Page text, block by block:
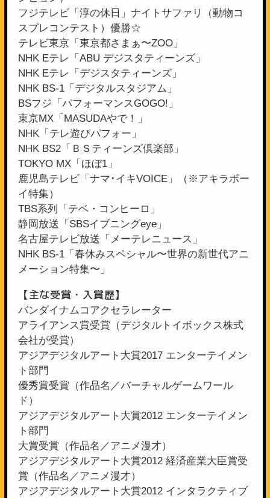
フジテレビ「淳の休日」ナイトサファリ（動物コ
スプレコンテスト）優勝☆
テレビ東京「東京都さまぁ〜ZOO」
NHK Eテレ「ABU デジスタティーンズ」
NHK Eテレ「デジスタティーンズ」
NHK BS-1「デジタルスタジアム」
BSフジ「パフォーマンスGOGO!」
東京MX「MASUDAやで！」
NHK「テレ遊びパフォー」
NHK BS2「ＢＳティーンズ倶楽部」
TOKYO MX「ほぼ1」
鹿児島テレビ「ナマ･イキVOICE」（※アキラボー
イ特集）
TBS系列「テベ・コンヒーロ」
静岡放送「SBSイブニングeye」
名古屋テレビ放送「メーテレニュース」
NHK BS-1「春休みスペシャル〜世界の新世代アニ
メーション特集〜」
【主な受賞・入賞歴】
バンダイナムコアクセラレーター
アライアンス賞受賞（デジタルトイボックス株式
会社が受賞）
アジアデジタルアート大賞2017 エンターテイメン
ト部門
優秀賞受賞（作品名／バーチャルゲームワール
ド）
アジアデジタルアート大賞2012 エンターテイメン
ト部門
大賞受賞（作品名／アニメ漫才）
アジアデジタルアート大賞2012 経済産業大臣賞受
賞（作品名／アニメ漫才）
アジアデジタルアート大賞2012 インタラクティブ